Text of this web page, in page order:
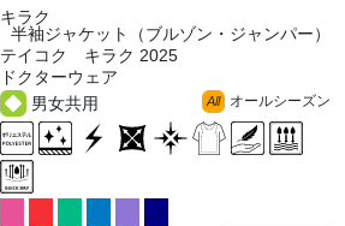
キラク
半袖ジャケット（ブルゾン・ジャンパー）
テイコク キラク 2025
ドクターウェア
男女共用
All オールシーズン